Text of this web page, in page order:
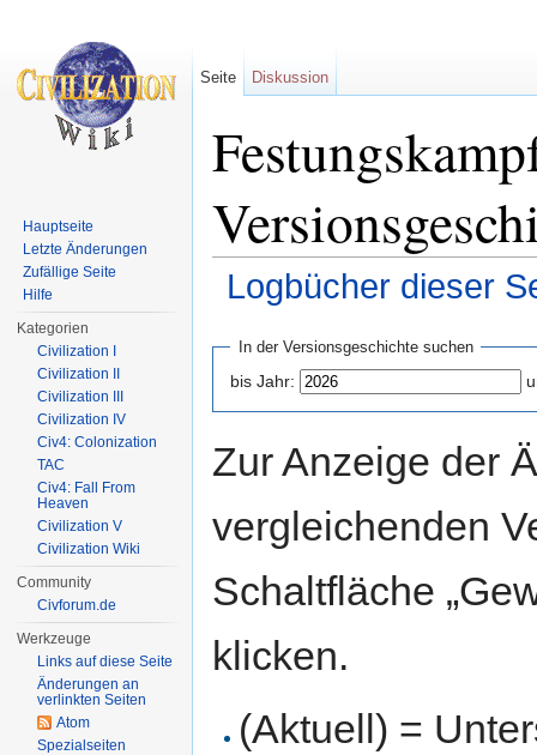
Logbücher dieser
In der Versionsgeschichte suchen
bis Jahr:
Zur Anzeige der
vergleichenden
Schaltfläche
klicken.
(Aktuell) =
Seite Diskussion
Hauptseite
Letzte Änderungen
Zufällige Seite
Hilfe
Kategorien
Civilization I
Civilization II
Civilization III
Civilization IV
Civ4: Colonization
TAC
Civ4: Fall From
Heaven
Civilization V
Civilization Wiki
Community
Civforum.de
Werkzeuge
Links auf diese Seite
Änderungen an
verlinkten Seiten
Atom
Spezialseiten